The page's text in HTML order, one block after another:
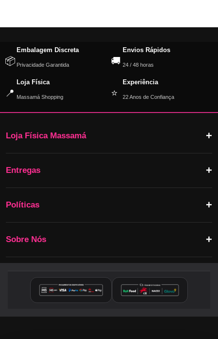
📦
Embalagem Discreta
Privacidade Garantida 🚚
Envios Rápidos
24 / 48 horas
📍
Loja Física
Massamá Shopping ⭐
Experiência
22 Anos de Confiança
Loja Física Massamá
Entregas
Políticas
Sobre Nós